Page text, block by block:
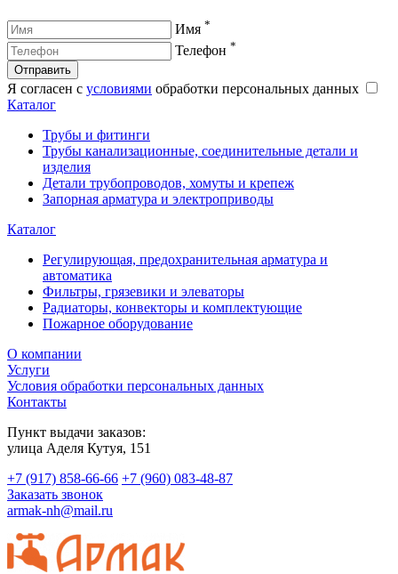
Имя *
Телефон *
Отправить
Я согласен с условиями обработки персональных данных
Каталог
Трубы и фитинги
Трубы канализационные, соединительные детали и
изделия
Детали трубопроводов, хомуты и крепеж
Запорная арматура и электроприводы
Каталог
Регулирующая, предохранительная арматура и
автоматика
Фильтры, грязевики и элеваторы
Радиаторы, конвекторы и комплектующие
Пожарное оборудование
О компании
Услуги
Условия обработки персональных данных
Контакты
Пункт выдачи заказов:
​улица Аделя Кутуя, 151
+7 (917) 858-66-66 +7 (960) 083-48-87
Заказать звонок
armak-nh@mail.ru